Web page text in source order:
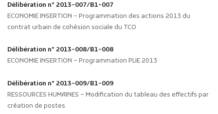
Délibération n° 2013-007/B1-007
ECONOMIE INSERTION – Programmation des actions 2013 du
contrat urbain de cohésion sociale du TCO
Délibération n° 2013-008/B1-008
ECONOMIE INSERTION – Programmation PLIE 2013
Délibération n° 2013-009/B1-009
RESSOURCES HUMAINES – Modification du tableau des effectifs par
création de postes